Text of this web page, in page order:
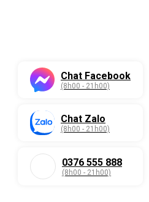
Chat Facebook
(8h00 - 21h00)
Chat Zalo
(8h00 - 21h00)
0376 555 888
(8h00 - 21h00)